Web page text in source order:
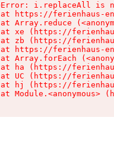
i.replaceAll is
https://ferienhaus-
Array.reduce
xe (https://
zb (https://
https://ferienhaus-
Array.forEach
ha (https://
UC (https://
hj (https://
Module.<anonymous>